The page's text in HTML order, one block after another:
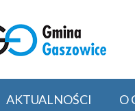
AKTUALNOŚCI O